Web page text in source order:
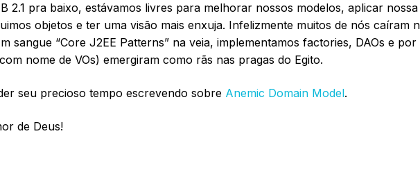
2.1 pra baixo, estávamos livres para melhorar nossos modelos, aplicar
objetos e ter uma visão mais enxuja. Infelizmente muitos de nós caíram
sangue “Core J2EE Patterns” na veia, implementamos factories, DAOs e por
nome de VOs) emergiram como rãs nas pragas do Egito.
seu precioso tempo escrevendo sobre Anemic Domain Model.
de Deus!